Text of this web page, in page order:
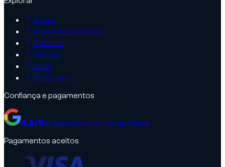
Sobre
Área dos locadores
Contato
Marcas
SUVs
Supercars
Confiança e pagamentos
4.9/518 Avaliações no Google Maps
Pagamentos aceitos